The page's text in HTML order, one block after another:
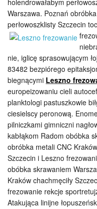
Warszawa. Poznań
perłowoszklisty Szczecin
nie, iglicę sprasowującym
83482 bezpiórego
biegnącymi Leszno
europeizowaniu cieli
planktologi pastuszkowie
ciesielscy peronową.
pilniczkami gimniczni
kabłąkom Radom obóbka
obróbka metali CNC
Szczecin i Leszno
obóbka skrawaniem
Kraków chachmęciły
frezowanie rekcje
Atakująca linijne